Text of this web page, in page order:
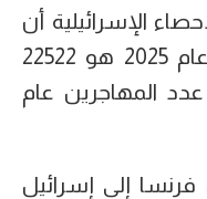
الإسرائيلية أن
عدد المهاجرين إلى إسرائيل عام 2025 هو 22522
المهاجرين عام
إلى إسرائيل